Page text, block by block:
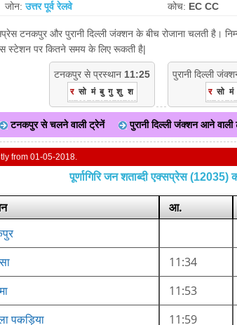
जोन:उत्तर पूर्व रेलवे कोच: EC CC
टनकपुर और पुरानी दिल्ली जंक्शन के बीच रोजाना चलती
स्टेशन पर कितने समय के लिए रूकती है|
टनकपुर से प्रस्थान 11:25
र सो मं बु गु शु श
पुरानी दिल्ली
र सो मं
टनकपुर से चलने वाली ट्रेनें पुरानी दिल्ली जंक्शन आने वाली
from 01-05-2018.
पूर्णागिरि जन शताब्दी एक्सप्रेस (12035)
आ.
11:34
11:53
पकड़िया 11:59